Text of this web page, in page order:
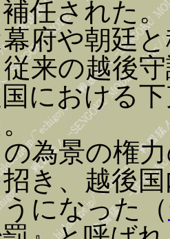
任された。
府や朝廷
来の越後
における
為景の権
き、越後
になった（